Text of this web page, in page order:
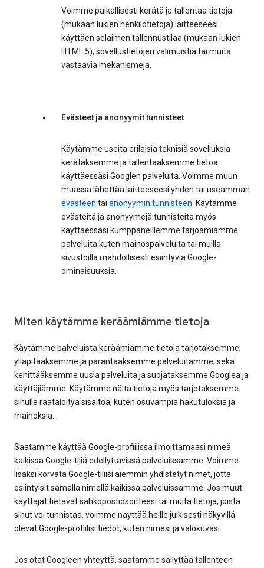
Voimme paikallisesti kerätä ja tallentaa tietoja
(mukaan lukien henkilötietoja) laitteeseesi
käyttäen selaimen tallennustilaa (mukaan lukien
HTML 5), sovellustietojen välimuistia tai muita
vastaavia mekanismeja.
Evästeet ja anonyymit tunnisteet
Käytämme useita erilaisia teknisiä sovelluksia
kerätäksemme ja tallentaaksemme tietoa
käyttäessäsi Googlen palveluita. Voimme muun
muassa lähettää laitteeseesi yhden tai useamman
evästeen tai anonyymin tunnisteen. Käytämme
evästeitä ja anonyymejä tunnisteita myös
käyttäessäsi kumppaneillemme tarjoamiamme
palveluita kuten mainospalveluita tai muilla
sivustoilla mahdollisesti esiintyviä Google-
ominaisuuksia.
Miten käytämme keräämiämme tietoja
Käytämme palveluista keräämiämme tietoja tarjotaksemme,
ylläpitääksemme ja parantaaksemme palveluitamme, sekä
kehittääksemme uusia palveluita ja suojataksemme Googlea ja
käyttäjiämme. Käytämme näitä tietoja myös tarjotaksemme
sinulle räätälöityä sisältöä, kuten osuvampia hakutuloksia ja
mainoksia.
Saatamme käyttää Google-profiilissa ilmoittamaasi nimeä
kaikissa Google-tiliä edellyttävissä palveluissamme. Voimme
lisäksi korvata Google-tiliisi aiemmin yhdistetyt nimet, jotta
esiintyisit samalla nimellä kaikissa palveluissamme. Jos muut
käyttäjät tietävät sähköpostiosoitteesi tai muita tietoja, joista
sinut voi tunnistaa, voimme näyttää heille julkisesti näkyvillä
olevat Google-profiilisi tiedot, kuten nimesi ja valokuvasi.
Jos otat Googleen yhteyttä, saatamme säilyttää tallenteen